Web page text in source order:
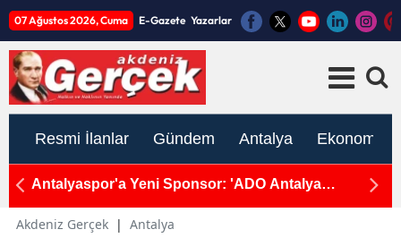
07 Ağustos 2026, Cuma E-Gazete Yazarlar
Resmi İlanlar Gündem Antalya Ekonomi
CHP Gazipaşa'da Tahliye Krizinin Perde Arkası
Akdeniz Gerçek | Antalya